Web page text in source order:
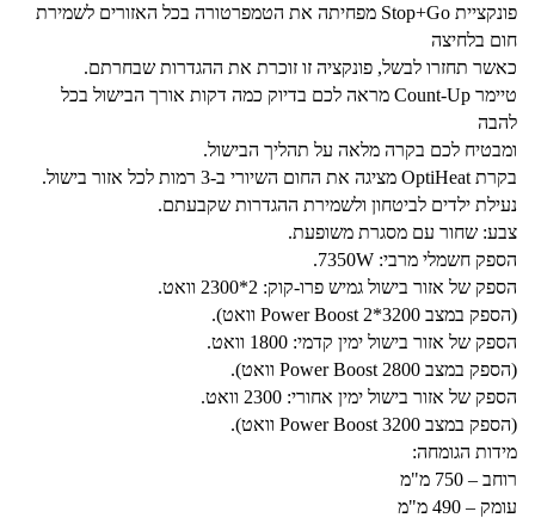
פונקציית Stop+Go מפחיתה את הטמפרטורה בכל האזורים לשמירת
חום בלחיצה
כאשר תחזרו לבשל, פונקציה זו זוכרת את ההגדרות שבחרתם.
טיימר Count-Up מראה לכם בדיוק כמה דקות אורך הבישול בכל
להבה
ומבטיח לכם בקרה מלאה על תהליך הבישול.
בקרת OptiHeat מציגה את החום השיורי ב-3 רמות לכל אזור בישול.
נעילת ילדים לביטחון ולשמירת ההגדרות שקבעתם.
צבע: שחור עם מסגרת משופעת.
הספק חשמלי מרבי: 7350W.
הספק של אזור בישול גמיש פרו-קוק: 2*2300 וואט.
(הספק במצב Power Boost 2*3200 וואט).
הספק של אזור בישול ימין קדמי: 1800 וואט.
(הספק במצב Power Boost 2800 וואט).
הספק של אזור בישול ימין אחורי: 2300 וואט.
(הספק במצב Power Boost 3200 וואט).
מידות הגומחה:
רוחב – 750 מ"מ
עומק – 490 מ"מ